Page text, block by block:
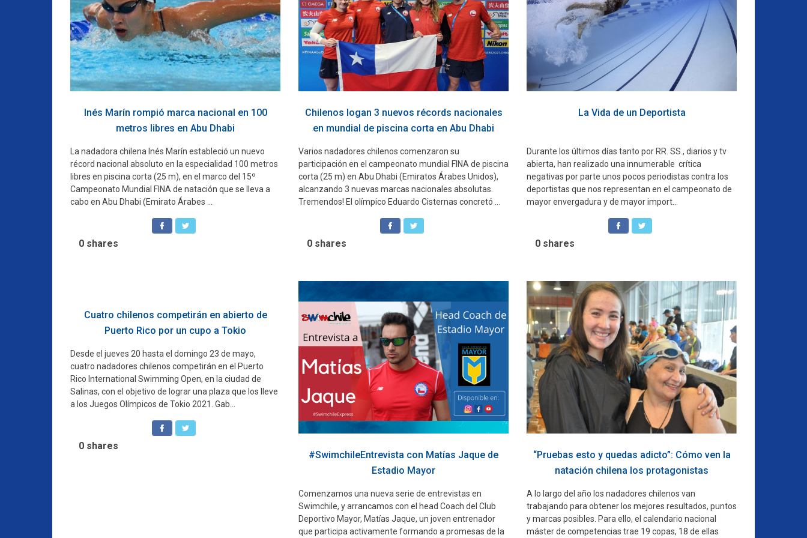
Inés Marín rompió marca nacional en 100
metros libres en Abu Dhabi
La nadadora chilena Inés Marín estableció un nuevo
récord nacional absoluto en la especialidad 100 metros
libres en piscina corta (25 m), en el marco del 15º
Campeonato Mundial FINA de natación que se lleva a
cabo en Abu Dhabi (Emirato Árabes ...
0 shares
Chilenos logan 3 nuevos récords nacionales
en mundial de piscina corta en Abu Dhabi
Varios nadadores chilenos comenzaron su
participación en el campeonato mundial FINA de piscina
corta (25 m) en Abu Dhabi (Emiratos Árabes Unidos),
alcanzando 3 nuevas marcas nacionales absolutas.
Tremendos! El olímpico Eduardo Cisternas concretó ...
0 shares
La Vida de un Deportista
Durante los últimos días tanto por RR. SS., diarios y tv
abierta, han realizado una innumerable crítica
negativas por parte unos pocos periodistas contra los
deportistas que nos representan en el campeonato de
mayor envergadura y de mayor import...
0 shares
Cuatro chilenos competirán en abierto de
Puerto Rico por un cupo a Tokio
Desde el jueves 20 hasta el domingo 23 de mayo,
cuatro nadadores chilenos competirán en el Puerto
Rico International Swimming Open, en la ciudad de
Salinas, con el objetivo de lograr una plaza que los lleve
a los Juegos Olímpicos de Tokio 2021. Gab...
0 shares
#SwimchileEntrevista con Matías Jaque de
Estadio Mayor
Comenzamos una nueva serie de entrevistas en
Swimchile, y arrancamos con el head Coach del Club
Deportivo Mayor, Matías Jaque, un joven entrenador
que participa activamente formando a promesas de la
“Pruebas esto y quedas adicto”: Cómo ven la
natación chilena los protagonistas
A lo largo del año los nadadores chilenos van
trabajando para obtener los mejores resultados, puntos
y marcas posibles. Para ello, el calendario nacional
máster de competencias trae 19 copas, 18 de ellas